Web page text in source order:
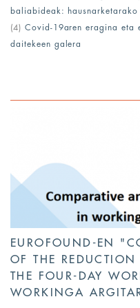
baliabideak: hausnarketarako
(4) Covid-19aren eragina eta
daitekeen galera
EUROFOUND-EN
OF THE
THE FOUR-DAY
WORKINGA